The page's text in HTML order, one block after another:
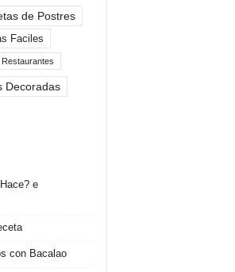
de Postres
Faciles
Restaurantes
Decoradas
e
con Bacalao